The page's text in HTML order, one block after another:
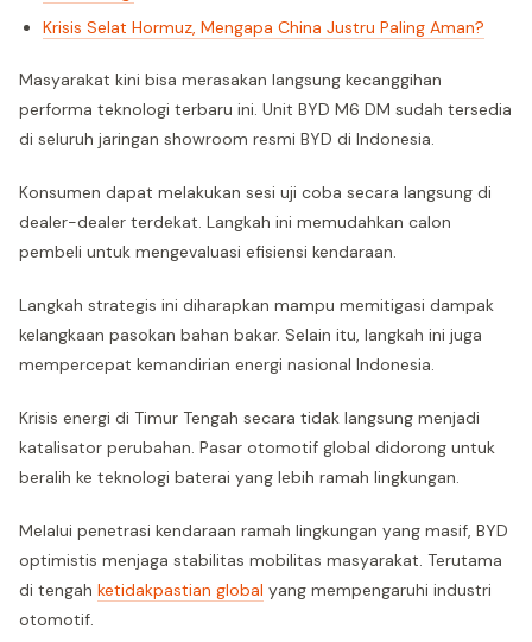
Krisis Selat Hormuz, Mengapa China Justru Paling Aman?
Masyarakat kini bisa merasakan langsung kecanggihan
performa teknologi terbaru ini. Unit BYD M6 DM sudah tersedia
di seluruh jaringan showroom resmi BYD di Indonesia.
Konsumen dapat melakukan sesi uji coba secara langsung di
dealer-dealer terdekat. Langkah ini memudahkan calon
pembeli untuk mengevaluasi efisiensi kendaraan.
Langkah strategis ini diharapkan mampu memitigasi dampak
kelangkaan pasokan bahan bakar. Selain itu, langkah ini juga
mempercepat kemandirian energi nasional Indonesia.
Krisis energi di Timur Tengah secara tidak langsung menjadi
katalisator perubahan. Pasar otomotif global didorong untuk
beralih ke teknologi baterai yang lebih ramah lingkungan.
Melalui penetrasi kendaraan ramah lingkungan yang masif, BYD
optimistis menjaga stabilitas mobilitas masyarakat. Terutama
di tengah ketidakpastian global yang mempengaruhi industri
otomotif.